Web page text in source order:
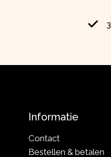
Informatie
Contact
Bestellen & betalen